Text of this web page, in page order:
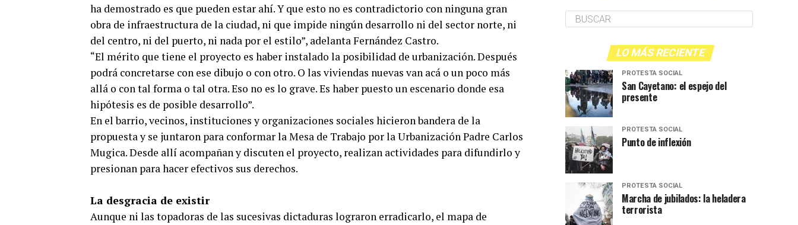
ha demostrado es que pueden estar ahí. Y que esto no es contradictorio con ninguna gran
obra de infraestructura de la ciudad, ni que impide ningún desarrollo ni del sector norte, ni
del centro, ni del puerto, ni nada por el estilo”, adelanta Fernández Castro.
“El mérito que tiene el proyecto es haber instalado la posibilidad de urbanización. Después
podrá concretarse con ese dibujo o con otro. O las viviendas nuevas van acá o un poco más
allá o con tal forma o tal otra. Eso no es lo grave. Es haber puesto un escenario donde esa
hipótesis es de posible desarrollo”.
En el barrio, vecinos, instituciones y organizaciones sociales hicieron bandera de la
propuesta y se juntaron para conformar la Mesa de Trabajo por la Urbanización Padre Carlos
Mugica. Desde allí acompañan y discuten el proyecto, realizan actividades para difundirlo y
presionan para hacer efectivos sus derechos.
La desgracia de existir
Aunque ni las topadoras de las sucesivas dictaduras lograron erradicarlo, el mapa de
LO MÁS RECIENTE
PROTESTA SOCIAL
San Cayetano: el espejo del
presente
PROTESTA SOCIAL
Punto de inflexión
PROTESTA SOCIAL
Marcha de jubilados: la heladera
terrorista